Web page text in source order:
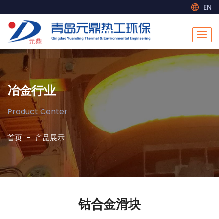
EN
冶金行业
Product Center
首页 产品展示
钴合金滑块